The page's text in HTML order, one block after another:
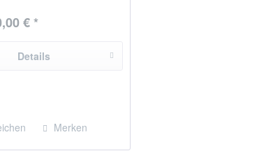
auf Rückseite
in Chemnitz /
€ *
Details
Merken